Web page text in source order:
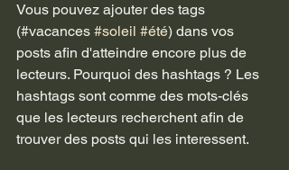
Vous pouvez ajouter des tags
(#vacances #soleil #été) dans vos
posts afin d'atteindre encore plus de
lecteurs. Pourquoi des hashtags ? Les
hashtags sont comme des mots-clés
que les lecteurs recherchent afin de
trouver des posts qui les interessent.